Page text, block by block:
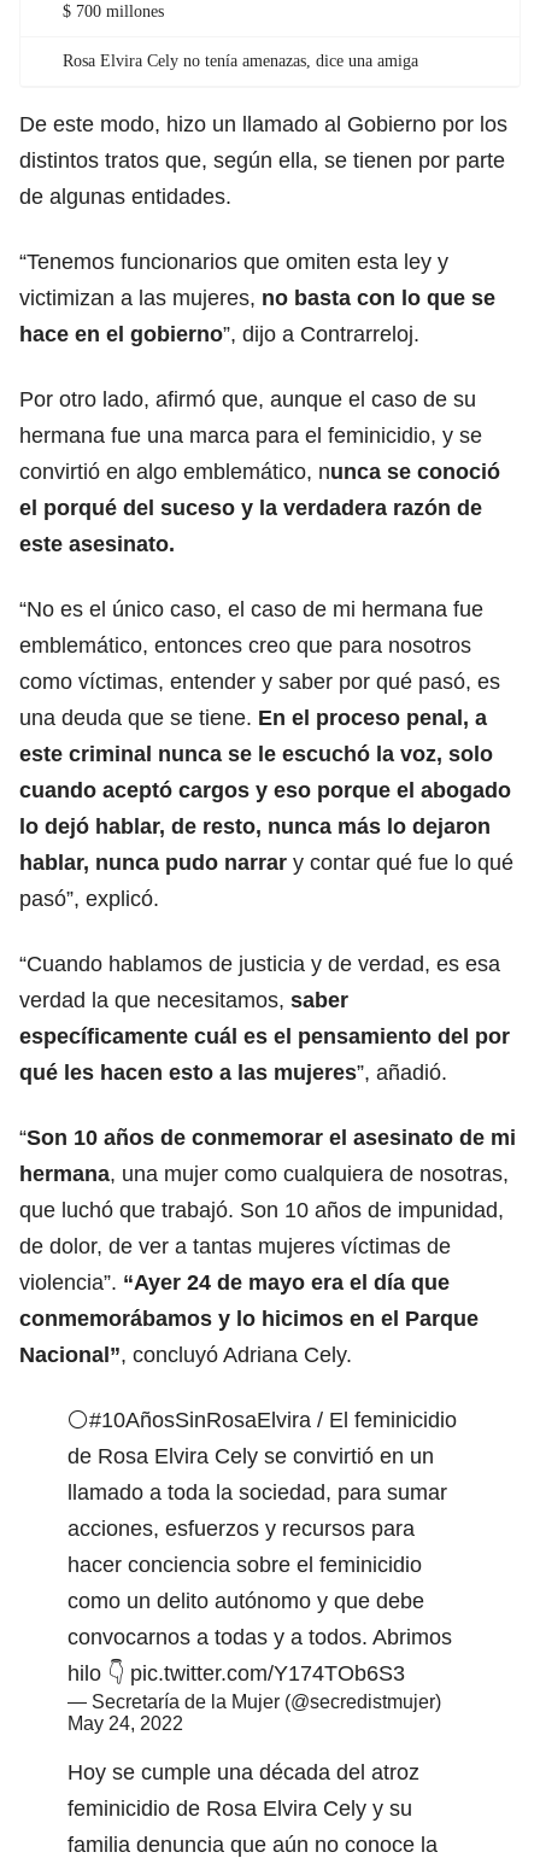
$ 700 millones
Rosa Elvira Cely no tenía amenazas, dice una amiga
De este modo, hizo un llamado al Gobierno por los
distintos tratos que, según ella, se tienen por parte
de algunas entidades.
“Tenemos funcionarios que omiten esta ley y
victimizan a las mujeres, no basta con lo que se
hace en el gobierno”, dijo a Contrarreloj.
Por otro lado, afirmó que, aunque el caso de su
hermana fue una marca para el feminicidio, y se
convirtió en algo emblemático, nunca se conoció
el porqué del suceso y la verdadera razón de
este asesinato.
“No es el único caso, el caso de mi hermana fue
emblemático, entonces creo que para nosotros
como víctimas, entender y saber por qué pasó, es
una deuda que se tiene. En el proceso penal, a
este criminal nunca se le escuchó la voz, solo
cuando aceptó cargos y eso porque el abogado
lo dejó hablar, de resto, nunca más lo dejaron
hablar, nunca pudo narrar y contar qué fue lo qué
pasó”, explicó.
“Cuando hablamos de justicia y de verdad, es esa
verdad la que necesitamos, saber
específicamente cuál es el pensamiento del por
qué les hacen esto a las mujeres”, añadió.
“Son 10 años de conmemorar el asesinato de mi
hermana, una mujer como cualquiera de nosotras,
que luchó que trabajó. Son 10 años de impunidad,
de dolor, de ver a tantas mujeres víctimas de
violencia”. “Ayer 24 de mayo era el día que
conmemorábamos y lo hicimos en el Parque
Nacional”, concluyó Adriana Cely.
⚪️#10AñosSinRosaElvira / El feminicidio
de Rosa Elvira Cely se convirtió en un
llamado a toda la sociedad, para sumar
acciones, esfuerzos y recursos para
hacer conciencia sobre el feminicidio
como un delito autónomo y que debe
convocarnos a todas y a todos. Abrimos
hilo 👇 pic.twitter.com/Y174TOb6S3
— Secretaría de la Mujer (@secredistmujer)
May 24, 2022
Hoy se cumple una década del atroz
feminicidio de Rosa Elvira Cely y su
familia denuncia que aún no conoce la